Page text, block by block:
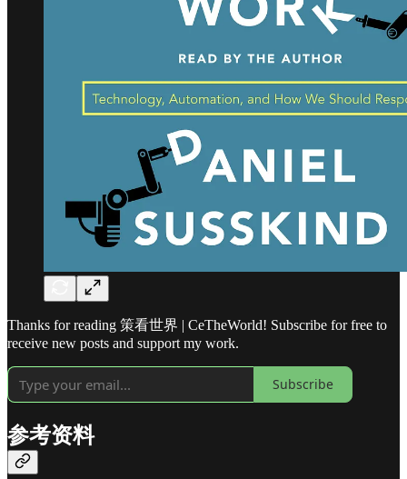
Thanks for reading 策看世界 | CeTheWorld! Subscribe for free to
receive new posts and support my work.
Subscribe
参考资料